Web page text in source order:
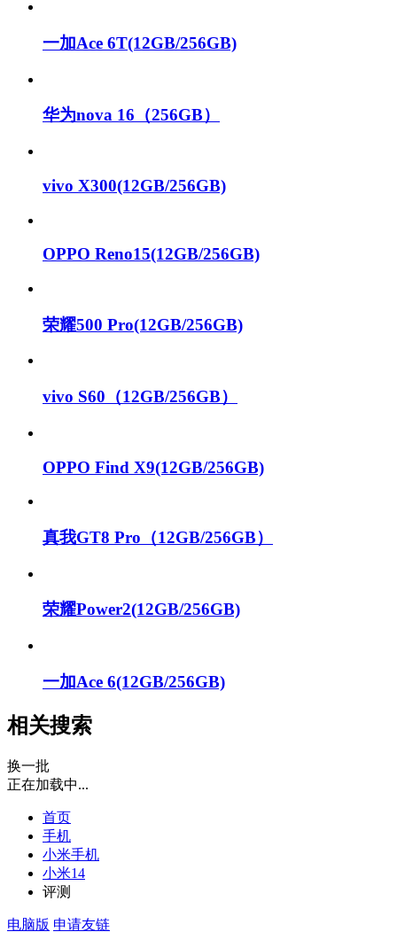
一加Ace 6T(12GB/256GB)
华为nova 16（256GB）
vivo X300(12GB/256GB)
OPPO Reno15(12GB/256GB)
荣耀500 Pro(12GB/256GB)
vivo S60（12GB/256GB）
OPPO Find X9(12GB/256GB)
真我GT8 Pro（12GB/256GB）
荣耀Power2(12GB/256GB)
一加Ace 6(12GB/256GB)
相关搜索
换一批
正在加载中...
首页
手机
小米手机
小米14
评测
电脑版 申请友链